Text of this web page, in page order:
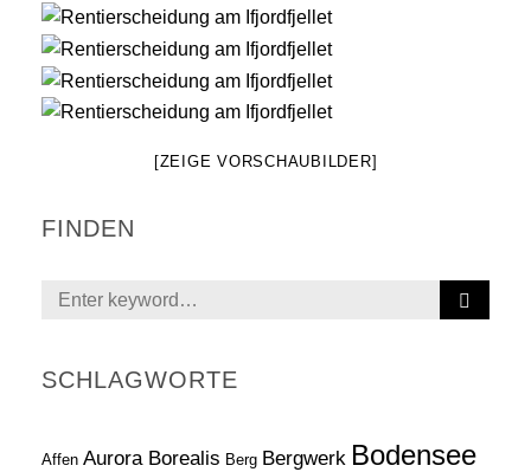
[ZEIGE VORSCHAUBILDER]
FINDEN
Search
E
SCHLAGWORTE
Affen Aurora Borealis Berg Bergwerk Bodensee